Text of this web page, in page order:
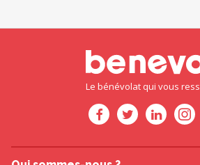
Le bénévolat qui vous